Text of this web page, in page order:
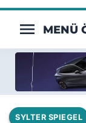
menu
SYLTER SPIEGEL